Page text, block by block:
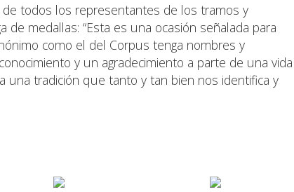
de todos los representantes de los tramos y
de medallas: “Esta es una ocasión señalada para
como el del Corpus tenga nombres y
y un agradecimiento a parte de una vida
una tradición que tanto y tan bien nos identifica y